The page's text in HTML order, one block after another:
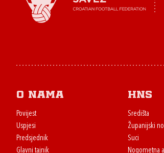
O nama
Povijest
Uspjesi
Predsjednik
Glavni tajnik
HNS
Središta
Županijski
Suci
Nogometna